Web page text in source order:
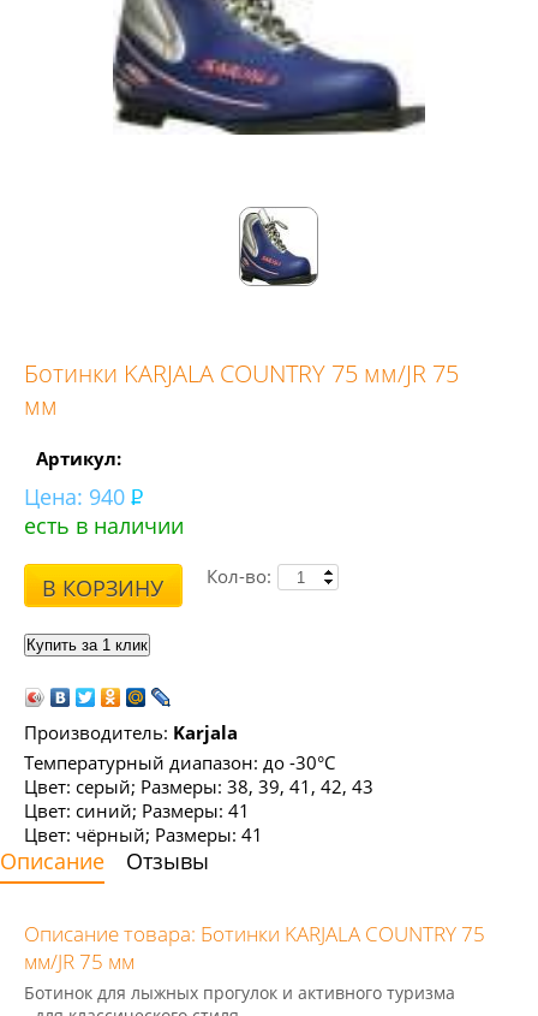
Ботинки KARJALA COUNTRY 75 мм/JR 75
мм
Артикул:
Цена: 940
есть в наличии
В КОРЗИНУ Кол-во:
Производитель: Karjala
Температурный диапазон: до -30°С
Цвет: серый; Размеры: 38, 39, 41, 42, 43
Цвет: синий; Размеры: 41
Цвет: чёрный; Размеры: 41
Описание Отзывы
Описание товара: Ботинки KARJALA COUNTRY 75
мм/JR 75 мм
Ботинок для лыжных прогулок и активного туризма